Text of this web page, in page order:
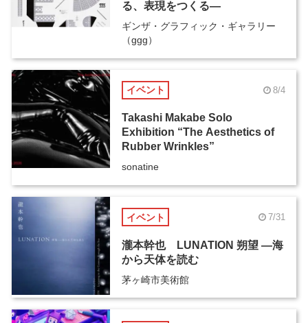
る、表現をつくる―
ギンザ・グラフィック・ギャラリー
（ggg）
イベント 8/4
Takashi Makabe Solo
Exhibition “The Aesthetics of
Rubber Wrinkles”
sonatine
イベント 7/31
瀧本幹也 LUNATION 朔望 ―海
から天体を読む
茅ヶ崎市美術館